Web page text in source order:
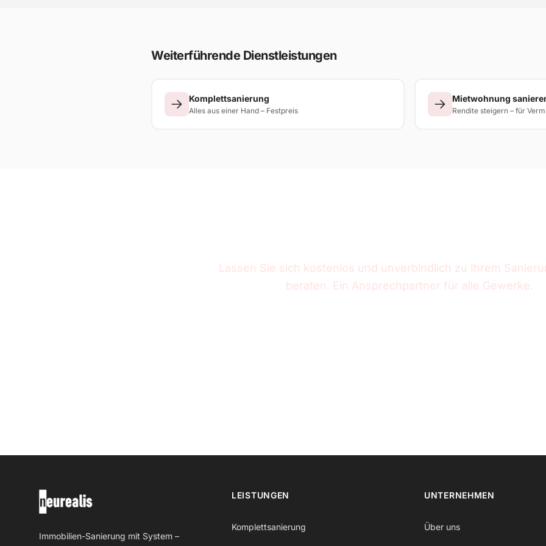
Weiterführende Dienstleistungen
Komplettsanierung
Alles aus einer Hand – Festpreis
Mietwohnung
Rendite steigern – für
Lassen Sie sich kostenlos und unverbindlich zu Ihrem
beraten. Ein Ansprechpartner für alle Gewerke.
Immobilien-Sanierung mit System –
LEISTUNGEN
Komplettsanierung
UNTERNEHMEN
Über uns